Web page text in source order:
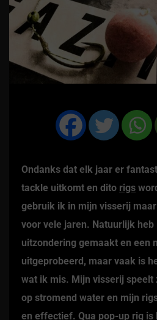
Ondanks dat elk jaar er
tackle uitkomt en dito rigs
gebruik ik in mijn visserij
voor vele jaren. Natuurlijk heb
uitzondering gemaakt en een
uitgeprobeerd, maar vaak is
wat ik mis. Mijn visserij
op stromend water en mijn
en effectief. Qua pop-up rig is